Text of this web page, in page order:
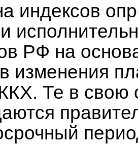
индексов
РФ на
изменения
Те в свою